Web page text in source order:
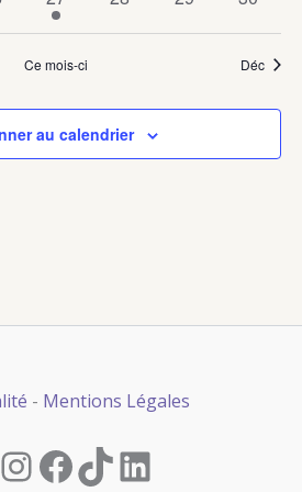
évènement
Ce mois-ci Déc
au calendrier
- Mentions Légales
Instagram
Facebook
TikTok
LinkedIn